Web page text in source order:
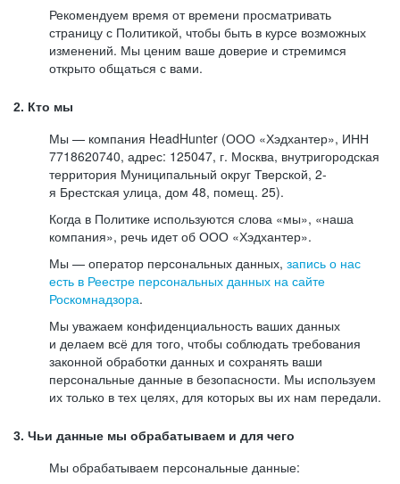
Рекомендуем время от времени просматривать
страницу с Политикой, чтобы быть в курсе возможных
изменений. Мы ценим ваше доверие и стремимся
открыто общаться с вами.
2. Кто мы
Мы — компания HeadHunter (ООО «Хэдхантер», ИНН
7718620740, адрес: 125047, г. Москва, внутригородская
территория Муниципальный округ Тверской, 2-
я Брестская улица, дом 48, помещ. 25).
Когда в Политике используются слова «мы», «наша
компания», речь идет об ООО «Хэдхантер».
Мы — оператор персональных данных, запись о нас
есть в Реестре персональных данных на сайте
Роскомнадзора.
Мы уважаем конфиденциальность ваших данных
и делаем всё для того, чтобы соблюдать требования
законной обработки данных и сохранять ваши
персональные данные в безопасности. Мы используем
их только в тех целях, для которых вы их нам передали.
3. Чьи данные мы обрабатываем и для чего
Мы обрабатываем персональные данные: